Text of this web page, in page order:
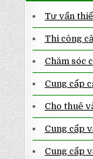
Tư vấn
Thi công
Chăm sóc
Cung cấp
Cho thuê
Cung cấp
Cung cấp